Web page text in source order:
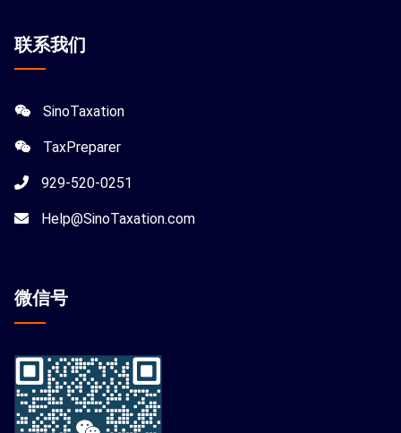
联系我们
SinoTaxation
TaxPreparer
929-520-0251
Help@SinoTaxation.com
微信号